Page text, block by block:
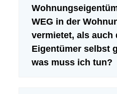
WEG in der
vermietet, als auch
Eigentümer selbst
was muss ich tun?